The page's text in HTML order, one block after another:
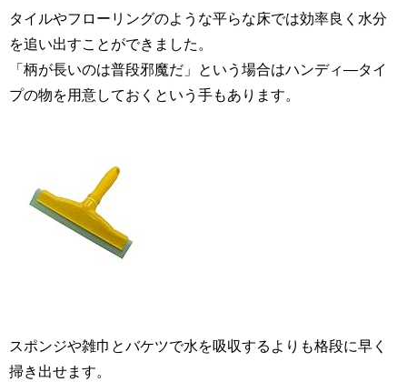
タイルやフローリングのような平らな床では効率良く水分
を追い出すことができました。
「柄が長いのは普段邪魔だ」という場合はハンディ―タイ
プの物を用意しておくという手もあります。
スポンジや雑巾とバケツで水を吸収するよりも格段に早く
掃き出せます。